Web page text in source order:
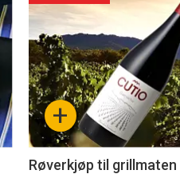
akkurat
nå
-
2 +
Røverkjøp til grillmaten